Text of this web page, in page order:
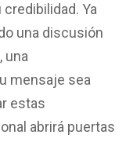
Ya
una discusión
una
mensaje sea
estas
abrirá puertas